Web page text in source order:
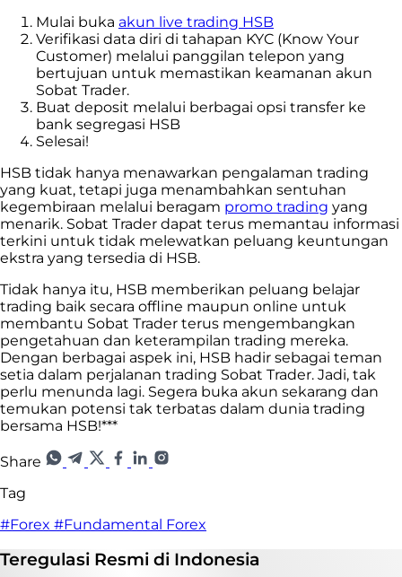
Mulai buka akun live trading HSB
Verifikasi data diri di tahapan KYC (Know Your
Customer) melalui panggilan telepon yang
bertujuan untuk memastikan keamanan akun
Sobat Trader.
Buat deposit melalui berbagai opsi transfer ke
bank segregasi HSB
Selesai!
HSB tidak hanya menawarkan pengalaman trading
yang kuat, tetapi juga menambahkan sentuhan
kegembiraan melalui beragam promo trading yang
menarik. Sobat Trader dapat terus memantau informasi
terkini untuk tidak melewatkan peluang keuntungan
ekstra yang tersedia di HSB.
Tidak hanya itu, HSB memberikan peluang belajar
trading baik secara offline maupun online untuk
membantu Sobat Trader terus mengembangkan
pengetahuan dan keterampilan trading mereka.
Dengan berbagai aspek ini, HSB hadir sebagai teman
setia dalam perjalanan trading Sobat Trader. Jadi, tak
perlu menunda lagi. Segera buka akun sekarang dan
temukan potensi tak terbatas dalam dunia trading
bersama HSB!***
Share
Tag
#Forex #Fundamental Forex
Teregulasi Resmi di Indonesia